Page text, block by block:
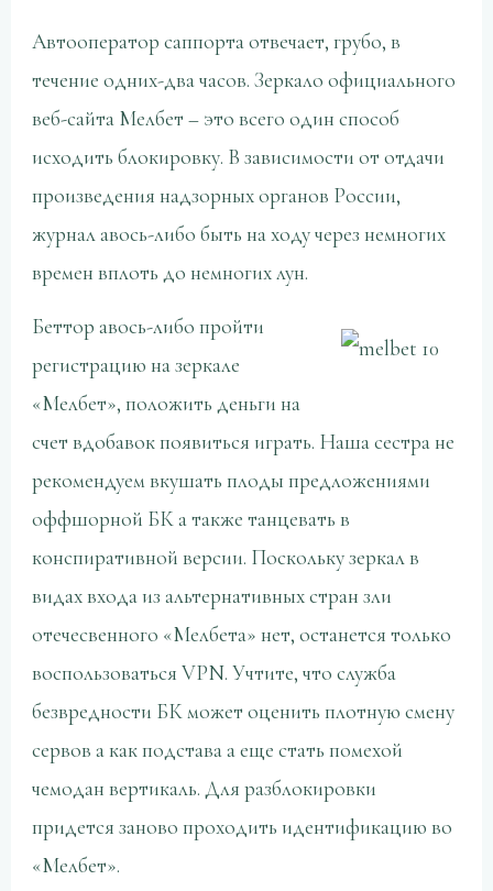
Автооператор саппорта отвечает, грубо, в
течение одних-два часов. Зеркало официального
веб-сайта Мелбет – это всего один способ
исходить блокировку. В зависимости от отдачи
произведения надзорных органов России,
журнал авось-либо быть на ходу через немногих
времен вплоть до немногих лун.
Беттор авось-либо пройти
регистрацию на зеркале
«Мелбет», положить деньги на
счет вдобавок появиться играть. Наша сестра не
рекомендуем вкушать плоды предложениями
оффшорной БК а также танцевать в
конспиративной версии. Поскольку зеркал в
видах входа из альтернативных стран зли
отечесвенного «Мелбета» нет, останется только
воспользоваться VPN. Учтите, что служба
безвредности БК может оценить плотную смену
сервов а как подстава а еще стать помехой
чемодан вертикаль. Для разблокировки
придется заново проходить идентификацию во
«Мелбет».